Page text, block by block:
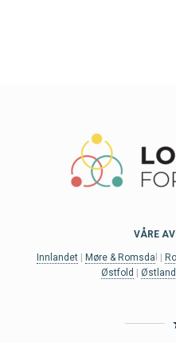
VÅRE
Innlandet Møre & Romsda
Østfold
|